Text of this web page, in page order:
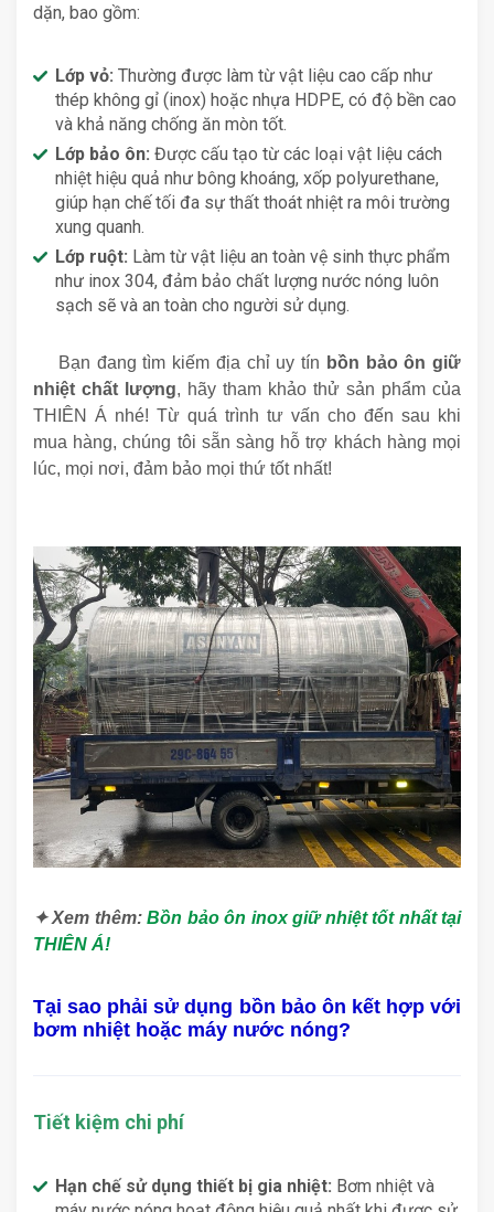
dặn, bao gồm:
Lớp vỏ: Thường được làm từ vật liệu cao cấp như
thép không gỉ (inox) hoặc nhựa HDPE, có độ bền cao
và khả năng chống ăn mòn tốt.
Lớp bảo ôn: Được cấu tạo từ các loại vật liệu cách
nhiệt hiệu quả như bông khoáng, xốp polyurethane,
giúp hạn chế tối đa sự thất thoát nhiệt ra môi trường
xung quanh.
Lớp ruột: Làm từ vật liệu an toàn vệ sinh thực phẩm
như inox 304, đảm bảo chất lượng nước nóng luôn
sạch sẽ và an toàn cho người sử dụng.
Bạn đang tìm kiếm địa chỉ uy tín bồn bảo ôn giữ
nhiệt chất lượng, hãy tham khảo thử sản phẩm của
THIÊN Á nhé! Từ quá trình tư vấn cho đến sau khi
mua hàng, chúng tôi sẵn sàng hỗ trợ khách hàng mọi
lúc, mọi nơi, đảm bảo mọi thứ tốt nhất!
✦ Xem thêm:Bồn bảo ôn inox giữ nhiệt tốt nhất tại
THIÊN Á!
Tại sao phải sử dụng bồn bảo ôn kết hợp với
bơm nhiệt hoặc máy nước nóng?
Tiết kiệm chi phí
Hạn chế sử dụng thiết bị gia nhiệt: Bơm nhiệt và